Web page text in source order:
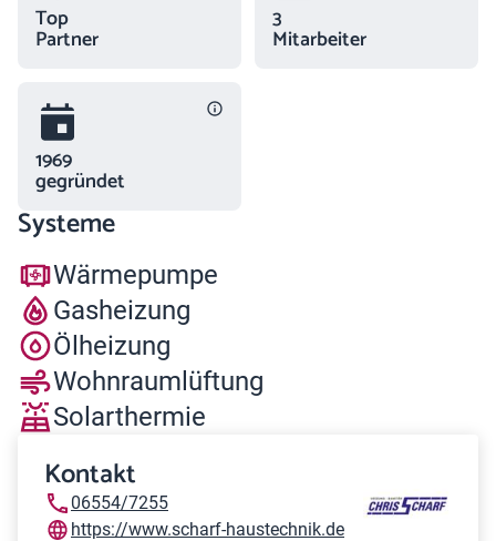
Top
Partner
3
Mitarbeiter
1969
gegründet
Systeme
Wärmepumpe
Gasheizung
Ölheizung
Wohnraumlüftung
Solarthermie
Kontakt
06554/7255
https://www.scharf-haustechnik.de